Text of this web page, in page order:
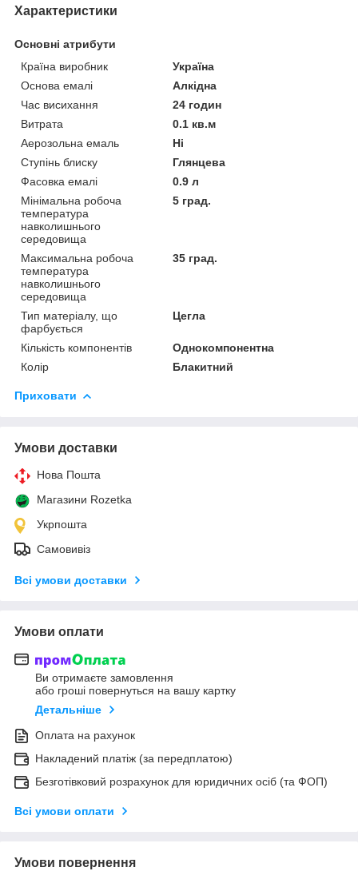
Характеристики
Основні атрибути
Країна виробник
Україна
Основа емалі
Алкідна
Час висихання
24 годин
Витрата
0.1 кв.м
Аерозольна емаль
Ні
Ступінь блиску
Глянцева
Фасовка емалі
0.9 л
Мінімальна робоча
температура
навколишнього
середовища
5 град.
Максимальна робоча
температура
навколишнього
середовища
35 град.
Тип матеріалу, що
фарбується
Цегла
Кількість компонентів
Однокомпонентна
Колір
Блакитний
Приховати
Умови доставки
Нова Пошта
Магазини Rozetka
Укрпошта
Самовивіз
Всі умови доставки
Умови оплати
Ви отримаєте замовлення
або гроші повернуться на вашу картку
Детальніше
Оплата на рахунок
Накладений платіж (за передплатою)
Безготівковий розрахунок для юридичних осіб (та ФОП)
Всі умови оплати
Умови повернення